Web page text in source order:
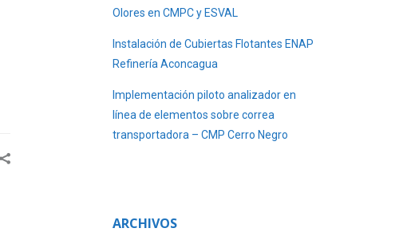
Olores en CMPC y ESVAL
Instalación de Cubiertas Flotantes ENAP
Refinería Aconcagua
Implementación piloto analizador en
línea de elementos sobre correa
transportadora – CMP Cerro Negro
ARCHIVOS